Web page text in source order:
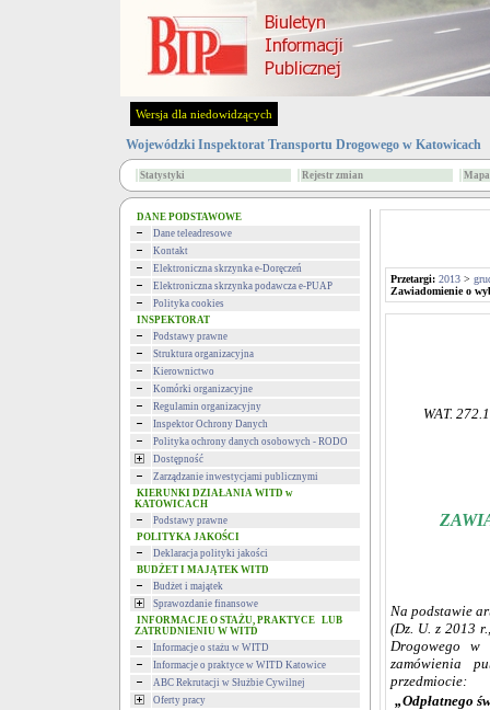
Wersja dla niedowidzących
Wojewódzki Inspektorat Transportu Drogowego w Katowicach
Statystyki Rejestr zmian
DANE PODSTAWOWE
Dane teleadresowe
Kontakt
Elektroniczna skrzynka e-Doręczeń
Elektroniczna skrzynka podawcza e-PUAP
Polityka cookies
INSPEKTORAT
Podstawy prawne
Struktura organizacyjna
Kierownictwo
Komórki organizacyjne
Regulamin organizacyjny
Inspektor Ochrony Danych
Polityka ochrony danych osobowych - RODO
Dostępność
Zarządzanie inwestycjami publicznymi
KIERUNKI DZIAŁANIA WITD w
KATOWICACH
Podstawy prawne
POLITYKA JAKOŚCI
Deklaracja polityki jakości
BUDŻET I MAJĄTEK WITD
Budżet i majątek
Sprawozdanie finansowe
INFORMACJE O STAŻU, PRAKTYCE LUB
ZATRUDNIENIU W WITD
Informacje o stażu w WITD
Informacje o praktyce w WITD Katowice
ABC Rekrutacji w Służbie Cywilnej
Oferty pracy
Przetargi: 2013 >
Zawiadomienie o
WAT.
Na podstawie
(Dz. U. z 2013
Drogowego
zamówienia
przedmiocie:
„Odpłatnego